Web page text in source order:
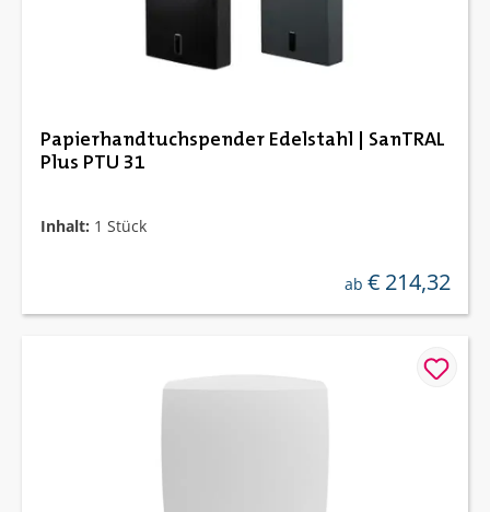
Papierhandtuchspender Edelstahl | SanTRAL
Plus PTU 31
Inhalt: 1 Stück
regulärer preis:
ab € 214,32